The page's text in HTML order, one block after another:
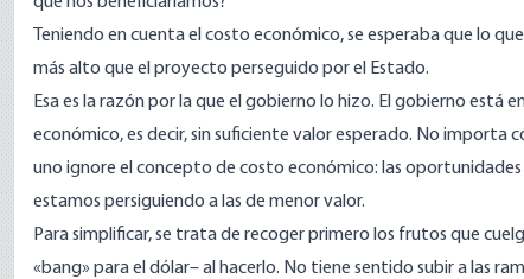
Teniendo en cuenta el costo económico, se esperaba que lo
más alto que el proyecto perseguido por el Estado.
Esa es la razón por la que el gobierno lo hizo. El gobierno está
económico, es decir, sin suficiente valor esperado. No importa
uno ignore el concepto de costo económico: las
estamos persiguiendo a las de menor valor.
Para simplificar, se trata de recoger primero los frutos que
«bang» para el dólar– al hacerlo. No tiene sentido subir a las